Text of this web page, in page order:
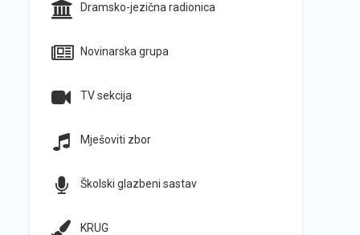
Dramsko-jezična radionica
Novinarska grupa
TV sekcija
Mješoviti zbor
Školski glazbeni sastav
KRUG